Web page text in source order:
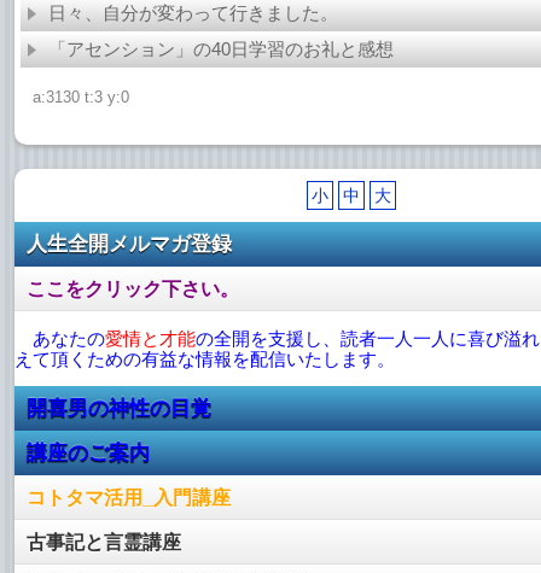
日々、自分が変わって行きました。
「アセンション」の40日学習のお礼と感想
a:3130 t:3 y:0
小 中 大
人生全開メルマガ登録
ここをクリック下さい。
あなたの愛情と才能の全開を支援し、読者一人一人に喜び溢
えて頂くための有益な情報を配信いたします。
開喜男の神性の目覚
講座のご案内
コトタマ活用_入門講座
古事記と言霊講座